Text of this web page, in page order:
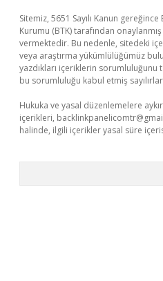
Sitemiz, 5651 Sayılı Kanun
Kurumu (BTK) tarafından
vermektedir. Bu nedenle, sitedeki
veya araştırma yükümlülüğümüz
yazdıkları içeriklerin sorumluluğunu
bu sorumluluğu kabul etmiş
Hukuka ve yasal düzenlemelere
içerikleri,
halinde, ilgili içerikler yasal süre